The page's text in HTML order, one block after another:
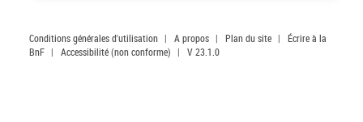
Conditions générales d'utilisation | A propos | Plan du site |
Écrire à la
BnF | Accessibilité (non conforme) | V 23.1.0